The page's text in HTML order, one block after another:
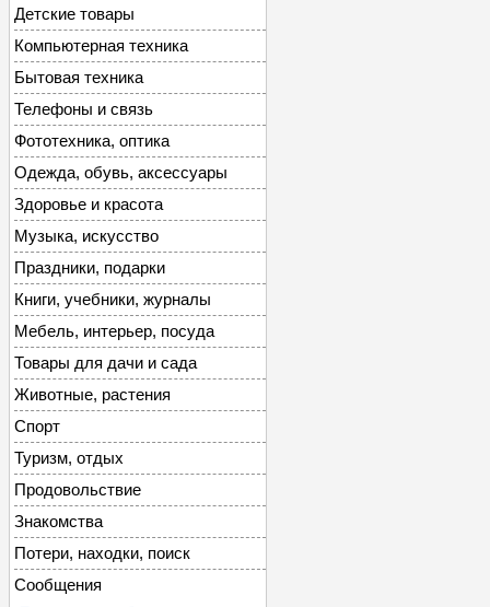
Детские товары
Компьютерная техника
Бытовая техника
Телефоны и связь
Фототехника, оптика
Одежда, обувь, аксессуары
Здоровье и красота
Музыка, искусство
Праздники, подарки
Книги, учебники, журналы
Мебель, интерьер, посуда
Товары для дачи и сада
Животные, растения
Спорт
Туризм, отдых
Продовольствие
Знакомства
Потери, находки, поиск
Сообщения